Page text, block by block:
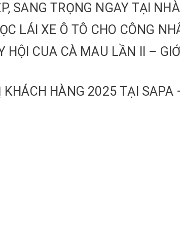
SANG TRỌNG NGAY TẠI
LÁI XE Ô TÔ CHO CÔNG
HỘI CUA CÀ MAU LẦN II –
KHÁCH HÀNG 2025 TẠI